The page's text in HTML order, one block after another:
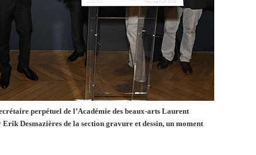
perpétuel de l’Académie des beaux-arts Laurent
Desmazières de la section gravure et dessin, un moment